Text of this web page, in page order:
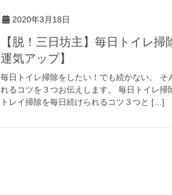
2020年3月18日
【脱！三日坊主】毎日トイレ掃除続けるコツ３つ【トイレ掃除で
運気アップ】
毎日トイレ掃除をしたい！でも続かない。
れるコツを３つお伝えします。 毎日トイレ
トレイ掃除を毎日続けられるコツ３つと […]